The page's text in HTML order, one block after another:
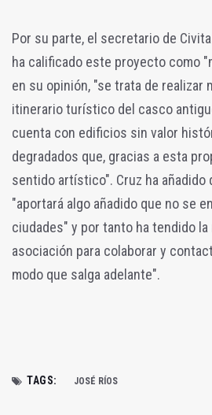
Por su parte, el secretario de
ha calificado este proyecto como
en su opinión, "se trata de realizar
itinerario turístico del casco
cuenta con edificios sin valor
degradados que, gracias a esta
sentido artístico". Cruz ha
"aportará algo añadido que no se
ciudades" y por tanto ha tendido la
asociación para colaborar y
modo que salga adelante".
TAGS: JOSÉ RÍOS